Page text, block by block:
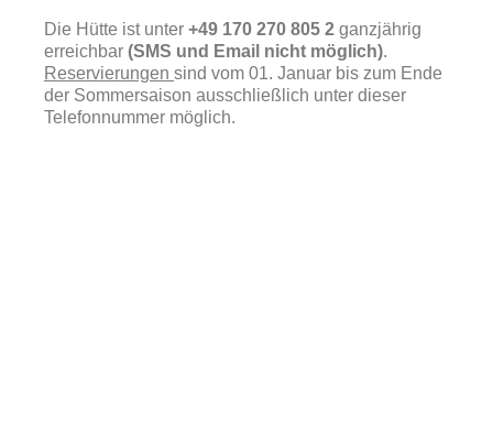
Die Hütte ist unter +49 170 270 805 2 ganzjährig
erreichbar (SMS und Email nicht möglich).
Reservierungen sind vom 01. Januar bis zum Ende
der Sommersaison ausschließlich unter dieser
Telefonnummer möglich.